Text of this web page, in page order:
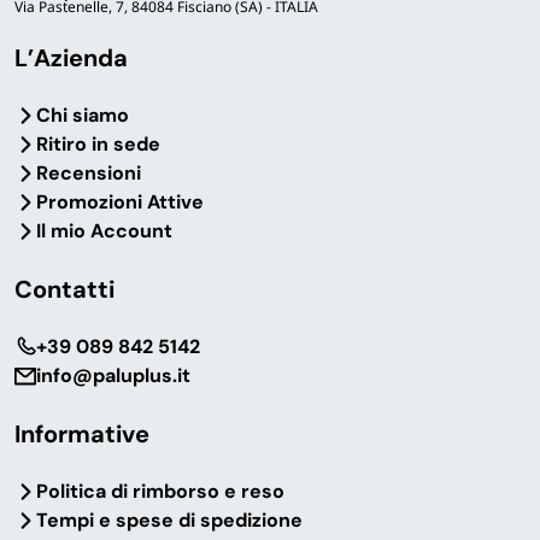
Domande frequenti
Pietra refrattaria rotonda o rettangolare: quale
Cassette impasto pizza 30×40 o 60×40: quale
formato scegliere?
Cosa include il set pizza con pala e rondella?
La spianatoia in legno 80×48 cm è obbligatoria
Via Pastenelle, 7, 84084 Fisciano (SA) - ITALIA
L’Azienda
Chi siamo
Ritiro in sede
Recensioni
Promozioni Attive
Il mio Account
Contatti
‎+39 089 842 5142
info@paluplus.it
Informative
Politica di rimborso e reso
Tempi e spese di spedizione